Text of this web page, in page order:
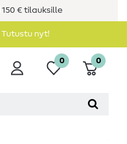
€ tilauksille
Tutustu nyt!
0 0